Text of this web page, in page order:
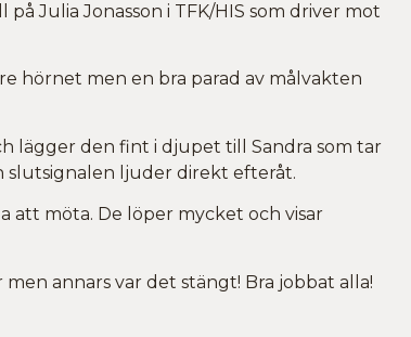
Julia Jonasson i TFK/HIS som driver mot
hörnet men en bra parad av målvakten
lägger den fint i djupet till Sandra som tar
slutsignalen ljuder direkt efteråt.
att möta. De löper mycket och visar
annars var det stängt! Bra jobbat alla!